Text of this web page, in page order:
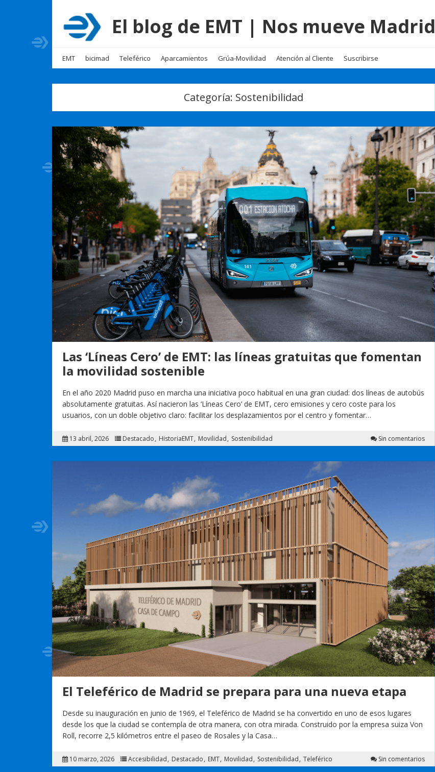
El blog de EMT | Nos mueve Madrid
EMT bicimad Teleférico Aparcamientos Grúa-Movilidad Atención al Cliente Suscribirse
Categoría: Sostenibilidad
Las ‘Líneas Cero’ de EMT: las líneas gratuitas que fomentan
la movilidad sostenible
En el año 2020 Madrid puso en marcha una iniciativa poco habitual en una gran ciudad: dos líneas de autobús
absolutamente gratuitas. Así nacieron las ‘Líneas Cero’ de EMT, cero emisiones y cero coste para los
usuarios, con un doble objetivo claro: facilitar los desplazamientos por el centro y fomentar…
13 abril, 2026 Destacado HistoriaEMT Movilidad Sostenibilidad Sin comentarios
El Teleférico de Madrid se prepara para una nueva etapa
Desde su inauguración en junio de 1969, el Teleférico de Madrid se ha convertido en uno de esos lugares
desde los que la ciudad se contempla de otra manera, con otra mirada. Construido por la empresa suiza Von
Roll, recorre 2,5 kilómetros entre el paseo de Rosales y la Casa…
10 marzo, 2026 Accesibilidad Destacado EMT Movilidad Sostenibilidad Teleférico Sin comentarios